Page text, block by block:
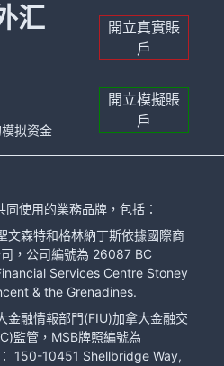
汇
開立真實賬
戶
拟资金
開立模擬賬
戶
使用的業務品牌，包括：
森特和格林納丁斯依據國際商
，公司編號為 26087 BC
Services Centre Stoney
& the Grenadines.
融情報部門(FIU)加拿大金融交
監管，MSB牌照編號為
150-10451 Shellbridge Way,